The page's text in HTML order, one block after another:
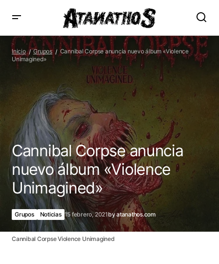
Cannibal Corpse anuncia nuevo álbum «Violence
Unimagined»
Inicio Grupos
Cannibal Corpse anuncia nuevo álbum «Violence
Unimagined»
Cannibal Corpse anuncia
nuevo álbum «Violence
Unimagined»
Grupos Noticias 15 febrero, 2021byatanathos.com
Cannibal Corpse Violence Unimagined